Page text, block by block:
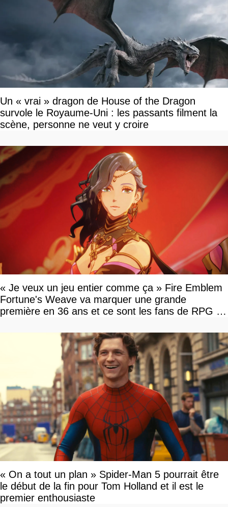
Un « vrai » dragon de House of the Dragon
survole le Royaume-Uni : les passants filment la
scène, personne ne veut y croire
« Je veux un jeu entier comme ça » Fire Emblem
Fortune's Weave va marquer une grande
première en 36 ans et ce sont les fans de RPG en
« On a tout un plan » Spider-Man 5 pourrait être
le début de la fin pour Tom Holland et il est le
premier enthousiaste